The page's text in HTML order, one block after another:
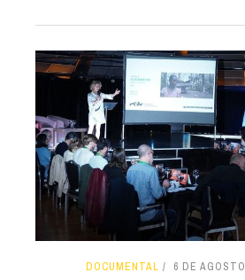
DOCUMENTAL 6 DE AGOSTO